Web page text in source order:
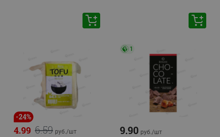
-24%
6.59
4.99 руб./шт
1
9.90 руб./шт